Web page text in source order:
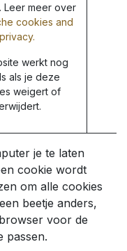
Leer meer over
cookies and
privacy.
werkt nog
als je deze
weigert of
je te laten
cookie wordt
om alle cookies
beetje anders,
voor de
passen.